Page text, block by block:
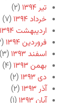
تیر ۱۳۹۴
(۲)
خرداد ۱۳۹۴
(۷)
اردیبهشت ۱۳۹۴
فروردین ۱۳۹۴
(۲)
اسفند ۱۳۹۳
(۳)
بهمن ۱۳۹۳
(۴)
دی ۱۳۹۳
(۲)
آذر ۱۳۹۳
(۲)